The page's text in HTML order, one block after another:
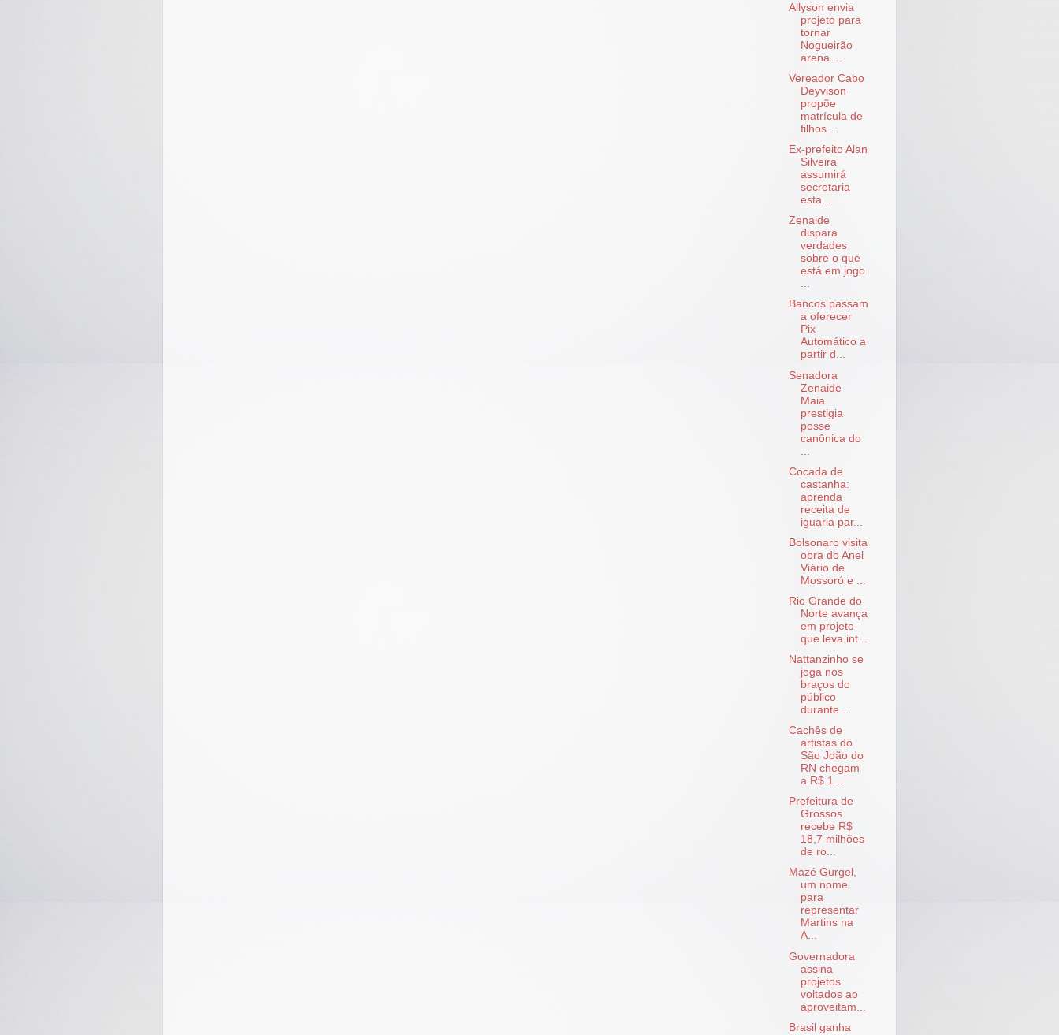
Allyson envia
projeto para
tornar
Nogueirão
arena ...
Vereador Cabo
Deyvison
propõe
matrícula de
filhos ...
Ex-prefeito Alan
Silveira
assumirá
secretaria
esta...
Zenaide
dispara
verdades
sobre o que
está em jogo
...
Bancos passam
a oferecer
Pix
Automático a
partir d...
Senadora
Zenaide
Maia
prestigia
posse
canônica do
Cocada de
castanha:
aprenda
receita de
iguaria par...
Bolsonaro visita
obra do Anel
Viário de
Mossoró e ...
Rio Grande do
Norte avança
em projeto
que leva int...
Nattanzinho se
joga nos
braços do
público
durante ...
Cachês de
artistas do
São João do
RN chegam
a R$ 1...
Prefeitura de
Grossos
recebe R$
18,7 milhões
de ro...
Mazé Gurgel,
um nome
para
representar
Martins na
A...
Governadora
assina
projetos
voltados ao
aproveitam...
Brasil ganha